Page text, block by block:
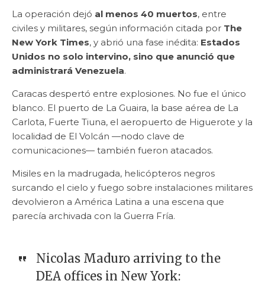
La operación dejó al menos 40 muertos, entre
civiles y militares, según información citada por The
New York Times, y abrió una fase inédita: Estados
Unidos no solo intervino, sino que anunció que
administrará Venezuela.
Caracas despertó entre explosiones. No fue el único
blanco. El puerto de La Guaira, la base aérea de La
Carlota, Fuerte Tiuna, el aeropuerto de Higuerote y la
localidad de El Volcán —nodo clave de
comunicaciones— también fueron atacados.
Misiles en la madrugada, helicópteros negros
surcando el cielo y fuego sobre instalaciones militares
devolvieron a América Latina a una escena que
parecía archivada con la Guerra Fría.
Nicolas Maduro arriving to the
DEA offices in New York: